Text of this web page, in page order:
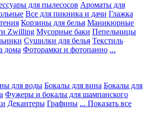
для пылесосов Ароматы для
Все для пикника и дачи Глажка
Корзины для белья Маникюрные
Zwilling Мусорные баки Пепельницы
Сушилки для белья Текстиль
дома Фоторамки и фотопанно ...
для воды Бокалы для вина Бокалы для
Фужеры и бокалы для шампанского
Декантеры Графины ... Показать все